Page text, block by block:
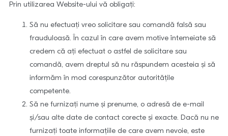
Prin utilizarea Website-ului vă obligaţi:
Să nu efectuaţi vreo solicitare sau comandă falsă sau
frauduloasă. În cazul în care avem motive întemeiate să
credem că aţi efectuat o astfel de solicitare sau
comandă, avem dreptul să nu răspundem acesteia şi să
informăm în mod corespunzător autorităţile
competente.
Să ne furnizaţi nume și prenume, o adresă de e-mail
şi/sau alte date de contact corecte şi exacte. Dacă nu ne
furnizaţi toate informaţiile de care avem nevoie, este